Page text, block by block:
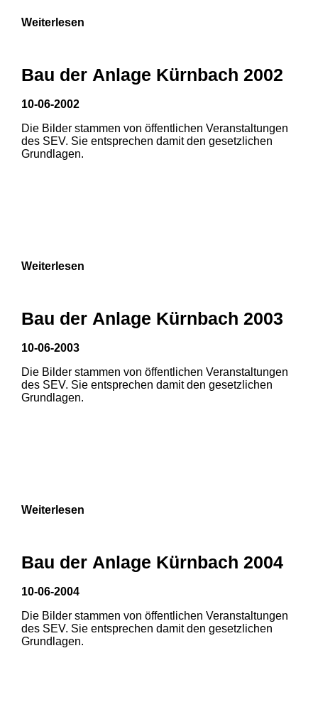
1 2 3
Weiterlesen
Bau der Anlage Kürnbach 2002
10-06-2002
Die Bilder stammen von öffentlichen Veranstaltungen
des SEV. Sie entsprechen damit den gesetzlichen
Grundlagen.
Weiterlesen
Bau der Anlage Kürnbach 2003
10-06-2003
Die Bilder stammen von öffentlichen Veranstaltungen
des SEV. Sie entsprechen damit den gesetzlichen
Grundlagen.
Weiterlesen
Bau der Anlage Kürnbach 2004
10-06-2004
Die Bilder stammen von öffentlichen Veranstaltungen
des SEV. Sie entsprechen damit den gesetzlichen
Grundlagen.